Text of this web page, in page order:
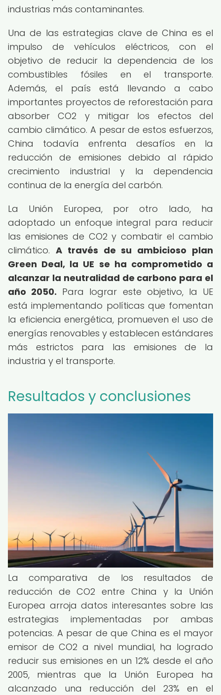
industrias más contaminantes.
Una de las estrategias clave de China es el
impulso de vehículos eléctricos, con el
objetivo de reducir la dependencia de los
combustibles fósiles en el transporte.
Además, el país está llevando a cabo
importantes proyectos de reforestación para
absorber CO2 y mitigar los efectos del
cambio climático. A pesar de estos esfuerzos,
China todavía enfrenta desafíos en la
reducción de emisiones debido al rápido
crecimiento industrial y la dependencia
continua de la energía del carbón.
La Unión Europea, por otro lado, ha
adoptado un enfoque integral para reducir
las emisiones de CO2 y combatir el cambio
climático. A través de su ambicioso plan
Green Deal, la UE se ha comprometido a
alcanzar la neutralidad de carbono para el
año 2050. Para lograr este objetivo, la UE
está implementando políticas que fomentan
la eficiencia energética, promueven el uso de
energías renovables y establecen estándares
más estrictos para las emisiones de la
industria y el transporte.
Resultados y conclusiones
La comparativa de los resultados de
reducción de CO2 entre China y la Unión
Europea arroja datos interesantes sobre las
estrategias implementadas por ambas
potencias. A pesar de que China es el mayor
emisor de CO2 a nivel mundial, ha logrado
reducir sus emisiones en un 12% desde el año
2005, mientras que la Unión Europea ha
alcanzado una reducción del 23% en el